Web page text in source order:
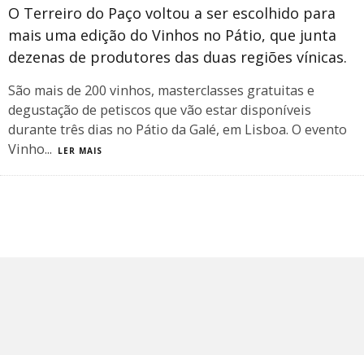
O Terreiro do Paço voltou a ser escolhido para
mais uma edição do Vinhos no Pátio, que junta
dezenas de produtores das duas regiões vínicas.
São mais de 200 vinhos, masterclasses gratuitas e
degustação de petiscos que vão estar disponíveis
durante três dias no Pátio da Galé, em Lisboa. O evento
Vinho... LER MAIS